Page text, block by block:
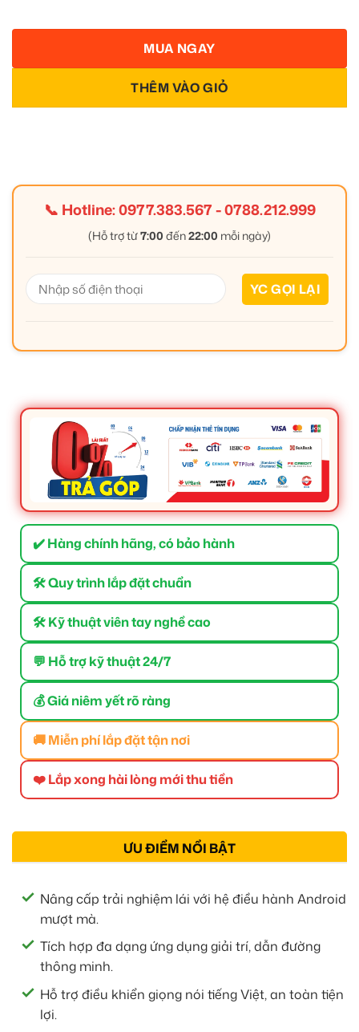
THÊM VÀO GIỎ
MUA NGAY
📞 Hotline:0977.383.567-0788.212.999
(Hỗ trợ từ7:00 đến22:00 mỗi ngày)
✔️ Hàng chính hãng, có bảo hành
🛠 Quy trình lắp đặt chuẩn
🛠 Kỹ thuật viên tay nghề cao
💬 Hỗ trợ kỹ thuật 24/7
💰 Giá niêm yết rõ ràng
🚚 Miễn phí lắp đặt tận nơi
❤️ Lắp xong hài lòng mới thu tiền
ƯU ĐIỂM NỔI BẬT
Nâng cấp trải nghiệm lái với hệ điều hành Android
mượt mà.
Tích hợp đa dạng ứng dụng giải trí, dẫn đường
thông minh.
Hỗ trợ điều khiển giọng nói tiếng Việt, an toàn tiện
lợi.